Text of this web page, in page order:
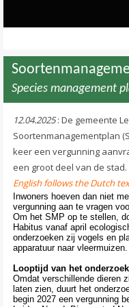
Species management
12.04.2025: De gemeente
Soortenmanagementplan
keer een vergunning
een groot deel van de stad.
English follows the Dutch
Inwoners hoeven dan niet
vergunning aan te vragen
Om het SMP op te stellen,
Habitus vanaf april
onderzoeken zij vogels en
apparatuur naar vleermuizen.
Looptijd van het onderzoek
Omdat verschillende dieren
laten zien, duurt het
begin 2027 een vergunning